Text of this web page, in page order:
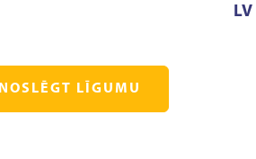
LV
NOSLĒGT LĪGUMU